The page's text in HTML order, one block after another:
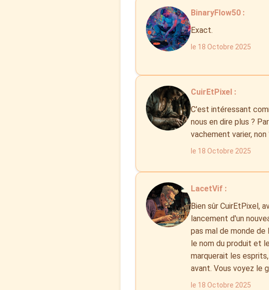
BinaryFlow50 :
Exact.
le 18 Octobre 2025
CuirEtPixel :
C'est intéressant
nous en dire plus ?
vachement varier, non
le 18 Octobre 2025
LacetVif :
Bien sûr CuirEtPixel,
lancement d'un
pas mal de monde de
le nom du produit et
marquerait les
avant. Vous voyez le
le 18 Octobre 2025